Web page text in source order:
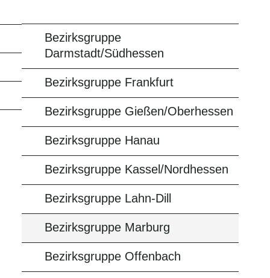
Bezirksgruppe
Darmstadt/Südhessen
Bezirksgruppe Frankfurt
Bezirksgruppe Gießen/Oberhessen
Bezirksgruppe Hanau
Bezirksgruppe Kassel/Nordhessen
Bezirksgruppe Lahn-Dill
Bezirksgruppe Marburg
Bezirksgruppe Offenbach